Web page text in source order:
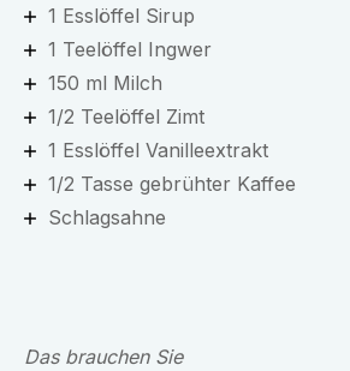
1 Esslöffel Sirup
1 Teelöffel Ingwer
150 ml Milch
1/2 Teelöffel Zimt
1 Esslöffel Vanilleextrakt
1/2 Tasse gebrühter Kaffee
Schlagsahne
Das brauchen Sie